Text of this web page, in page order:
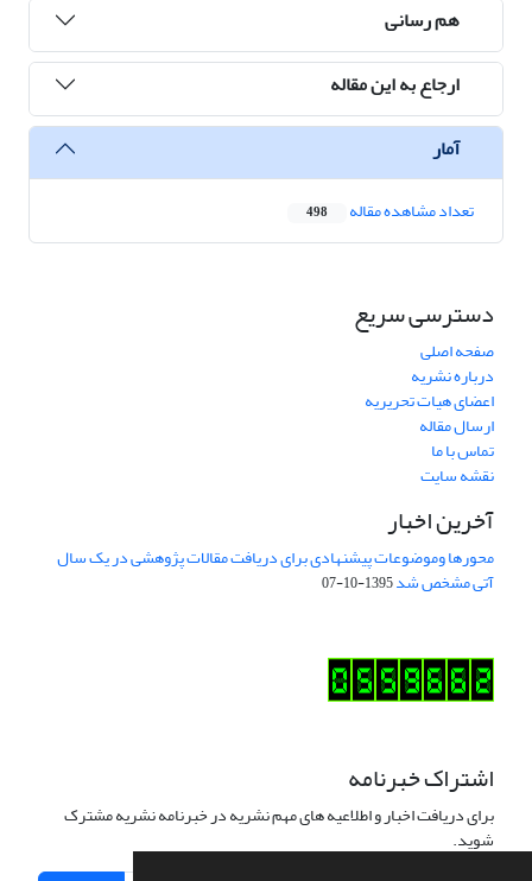
هم رسانی
ارجاع به این مقاله
آمار
تعداد مشاهده مقاله 498
دسترسی سریع
صفحه اصلی
درباره نشریه
اعضای هیات تحریریه
ارسال مقاله
تماس با ما
نقشه سایت
آخرین اخبار
محورها وموضوعات پیشنهادی برای دریافت مقالات پژوهشی در یک سال
آتی مشخص شد1395-10-07
اشتراک خبرنامه
برای دریافت اخبار و اطلاعیه های مهم نشریه در خبرنامه نشریه مشترک
شوید.